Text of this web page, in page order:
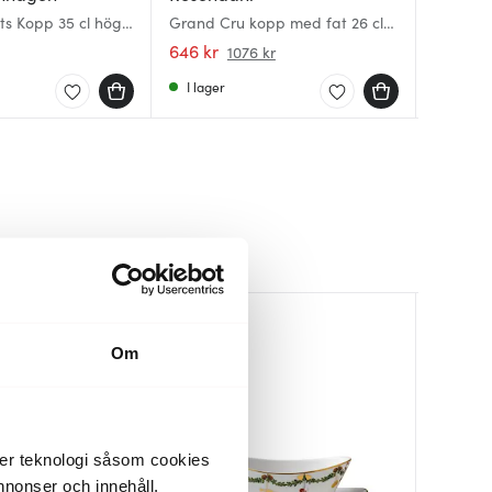
Om
teknologi såsom cookies
och innehåll,
Kopp 35 cl högt
Grand Cru kopp med fat 26 cl
4-pack vit
646 kr 1076 kr
I lager